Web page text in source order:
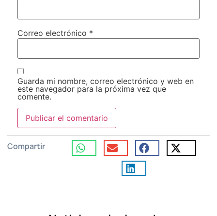
Correo electrónico *
Guarda mi nombre, correo electrónico y web en
este navegador para la próxima vez que
comente.
Compartir